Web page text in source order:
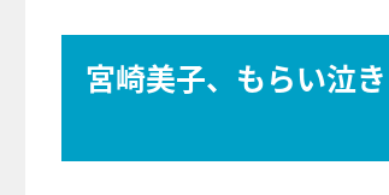
宮崎美子、もらい泣